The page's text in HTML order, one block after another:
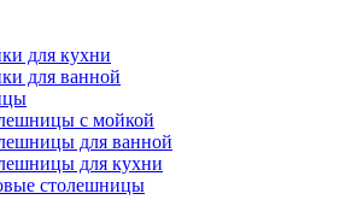
для кухни
для ванной
с мойкой
для ванной
для кухни
столешницы